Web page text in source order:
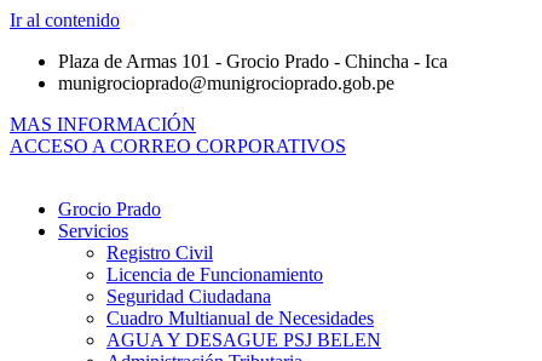
Ir al contenido
Plaza de Armas 101 - Grocio Prado - Chincha - Ica
munigrocioprado@munigrocioprado.gob.pe
MAS INFORMACIÓN
ACCESO A CORREO CORPORATIVOS
Grocio Prado
Servicios
Registro Civil
Licencia de Funcionamiento
Seguridad Ciudadana
Cuadro Multianual de Necesidades
AGUA Y DESAGUE PSJ BELEN